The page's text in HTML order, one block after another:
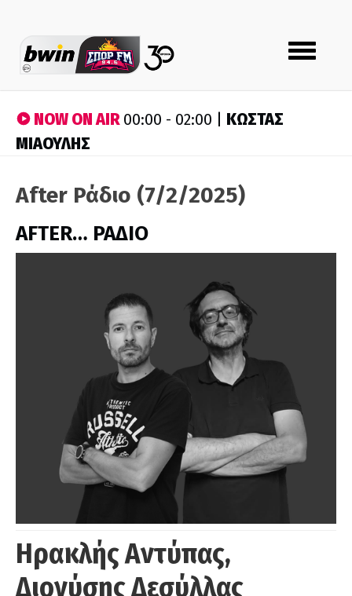
Toggle
navigation
NOW ON AIR00:00 - 02:00 | ΚΩΣΤΑΣ
ΜΙΑΟΥΛΗΣ
After Ράδιο (7/2/2025)
AFTER… ΡΑΔΙΟ
Ηρακλής Αντύπας,
Διονύσης Δεσύλλας